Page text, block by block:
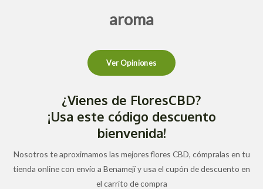
aroma
Ver Opiniones
¿Vienes de FloresCBD?
¡Usa este código descuento
bienvenida!
Nosotros te aproximamos las mejores flores CBD, cómpralas en tu
tienda online con envío a Benamejí y usa el cupón de descuento en
el carrito de compra